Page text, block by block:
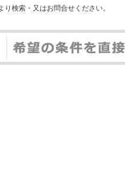
検索・又はお問合せください。